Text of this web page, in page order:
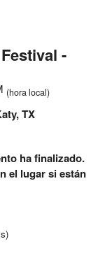
-
(hora local)
TX
ha finalizado.
el lugar si están